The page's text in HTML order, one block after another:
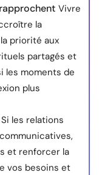
Vivre
la
priorité aux
partagés et
les moments de
plus
Si les relations
et renforcer la
vos besoins et